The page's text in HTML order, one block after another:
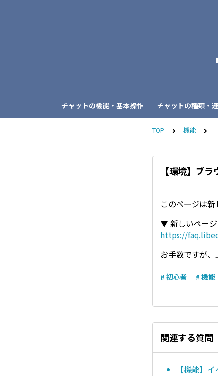
チャットの機能・基本操作 チャットの種類・
TOP 機能
【環境】ブ
このページは新
▼ 新しいページ
https://
お手数ですが、
# 初心者 # 機能
関連する質問
【機能】